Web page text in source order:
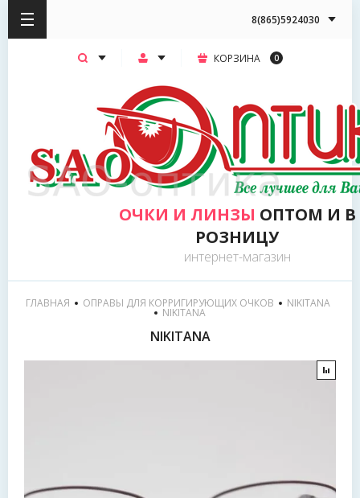
ОЧКИ И ЛИНЗЫ ОПТОМ И В
РОЗНИЦУ
интернет-магазин
КОРЗИНА 0
8(865)5924030
ГЛАВНАЯ ОПРАВЫ ДЛЯ КОРРИГИРУЮЩИХ ОЧКОВ NIKITANA
  NIKITANA
NIKITANA